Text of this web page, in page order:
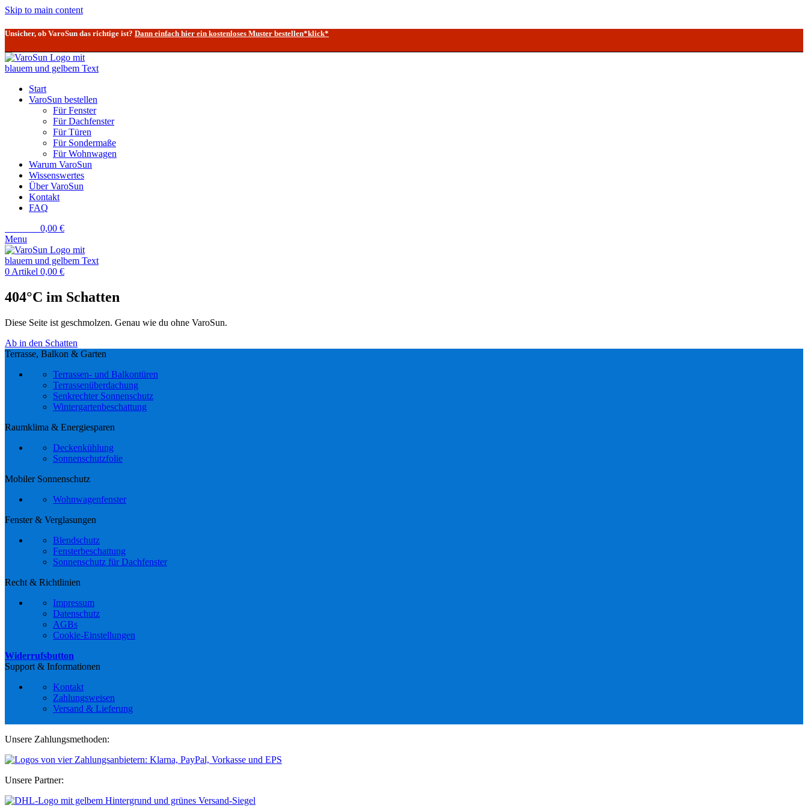
Skip to main content
Unsicher, ob VaroSun das richtige ist? Dann einfach hier ein kostenloses Muster bestellen*klick*
Start
VaroSun bestellen
Für Fenster
Für Dachfenster
Für Türen
Für Sondermaße
Für Wohnwagen
Warum VaroSun
Wissenswertes
Über VaroSun
Kontakt
FAQ
0,00 €
Menu
0 Artikel 0,00 €
404°C im Schatten
Diese Seite ist geschmolzen. Genau wie du ohne VaroSun.
Ab in den Schatten
Terrasse, Balkon & Garten
Terrassen- und Balkontüren
Terrassenüberdachung
Senkrechter Sonnenschutz
Wintergartenbeschattung
Raumklima & Energiesparen
Deckenkühlung
Sonnenschutzfolie
Mobiler Sonnenschutz
Wohnwagenfenster
Fenster & Verglasungen
Blendschutz
Fensterbeschattung
Sonnenschutz für Dachfenster
Recht & Richtlinien
Impressum
Datenschutz
AGBs
Cookie-Einstellungen
Widerrufsbutton
Support & Informationen
Kontakt
Zahlungsweisen
Versand & Lieferung
Unsere Zahlungsmethoden:
Unsere Partner: